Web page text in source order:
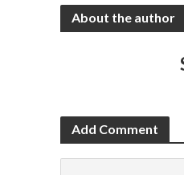
About the author
Add Comment